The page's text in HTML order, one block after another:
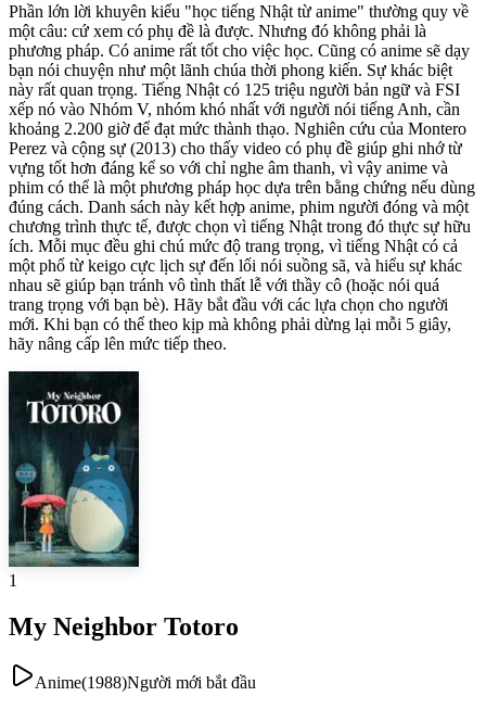
Phần lớn lời khuyên kiểu "học tiếng Nhật từ anime" thường quy về
một câu: cứ xem có phụ đề là được. Nhưng đó không phải là
phương pháp. Có anime rất tốt cho việc học. Cũng có anime sẽ dạy
bạn nói chuyện như một lãnh chúa thời phong kiến. Sự khác biệt
này rất quan trọng. Tiếng Nhật có 125 triệu người bản ngữ và FSI
xếp nó vào Nhóm V, nhóm khó nhất với người nói tiếng Anh, cần
khoảng 2.200 giờ để đạt mức thành thạo. Nghiên cứu của Montero
Perez và cộng sự (2013) cho thấy video có phụ đề giúp ghi nhớ từ
vựng tốt hơn đáng kể so với chỉ nghe âm thanh, vì vậy anime và
phim có thể là một phương pháp học dựa trên bằng chứng nếu dùng
đúng cách. Danh sách này kết hợp anime, phim người đóng và một
chương trình thực tế, được chọn vì tiếng Nhật trong đó thực sự hữu
ích. Mỗi mục đều ghi chú mức độ trang trọng, vì tiếng Nhật có cả
một phổ từ keigo cực lịch sự đến lối nói suồng sã, và hiểu sự khác
nhau sẽ giúp bạn tránh vô tình thất lễ với thầy cô (hoặc nói quá
trang trọng với bạn bè). Hãy bắt đầu với các lựa chọn cho người
mới. Khi bạn có thể theo kịp mà không phải dừng lại mỗi 5 giây,
hãy nâng cấp lên mức tiếp theo.
1
My Neighbor Totoro
Anime(1988)Người mới bắt đầu